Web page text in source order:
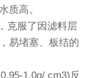
质高。
服了因滤料层
易堵塞、板结的
1.0g/ cm3)反